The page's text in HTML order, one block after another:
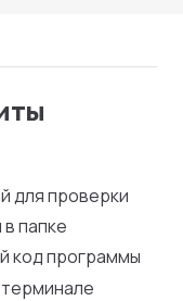
для проверки
папке
код программы